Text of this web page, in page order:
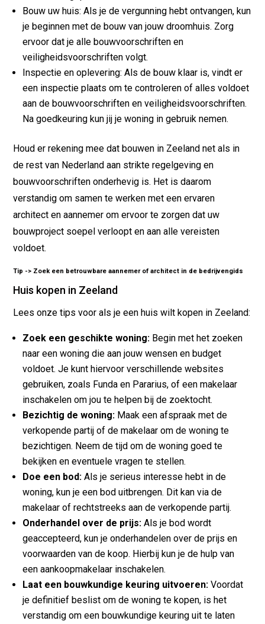
Bouw uw huis: Als je de vergunning hebt ontvangen, kun
je beginnen met de bouw van jouw droomhuis. Zorg
ervoor dat je alle bouwvoorschriften en
veiligheidsvoorschriften volgt.
Inspectie en oplevering: Als de bouw klaar is, vindt er
een inspectie plaats om te controleren of alles voldoet
aan de bouwvoorschriften en veiligheidsvoorschriften.
Na goedkeuring kun jij je woning in gebruik nemen.
Houd er rekening mee dat bouwen in Zeeland net als in
de rest van Nederland aan strikte regelgeving en
bouwvoorschriften onderhevig is. Het is daarom
verstandig om samen te werken met een ervaren
architect en aannemer om ervoor te zorgen dat uw
bouwproject soepel verloopt en aan alle vereisten
voldoet.
Tip -> Zoek een betrouwbare aannemer of architect in de bedrijvengids
Huis kopen in Zeeland
Lees onze tips voor als je een huis wilt kopen in Zeeland:
Zoek een geschikte woning: Begin met het zoeken
naar een woning die aan jouw wensen en budget
voldoet. Je kunt hiervoor verschillende websites
gebruiken, zoals Funda en Pararius, of een makelaar
inschakelen om jou te helpen bij de zoektocht.
Bezichtig de woning: Maak een afspraak met de
verkopende partij of de makelaar om de woning te
bezichtigen. Neem de tijd om de woning goed te
bekijken en eventuele vragen te stellen.
Doe een bod: Als je serieus interesse hebt in de
woning, kun je een bod uitbrengen. Dit kan via de
makelaar of rechtstreeks aan de verkopende partij.
Onderhandel over de prijs: Als je bod wordt
geaccepteerd, kun je onderhandelen over de prijs en
voorwaarden van de koop. Hierbij kun je de hulp van
een aankoopmakelaar inschakelen.
Laat een bouwkundige keuring uitvoeren: Voordat
je definitief beslist om de woning te kopen, is het
verstandig om een bouwkundige keuring uit te laten